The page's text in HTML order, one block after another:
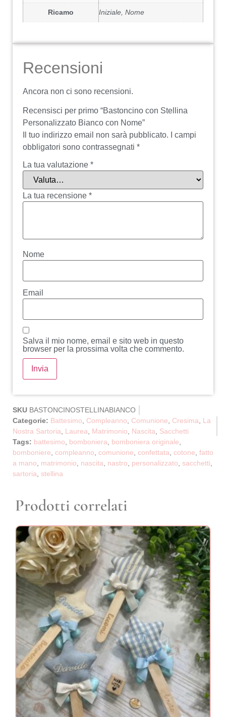
Ricamo Iniziale, Nome
Recensioni
Ancora non ci sono recensioni.
Recensisci per primo “Bastoncino con Stellina
Personalizzato Bianco con Nome”
Il tuo indirizzo email non sarà pubblicato.
I campi
obbligatori sono contrassegnati *
La tua valutazione *
La tua recensione *
Nome
Email
Salva il mio nome, email e sito web in questo
browser per la prossima volta che commento.
SKU BASTONCINOSTELLINABIANCO
Categorie: Battesimo, Compleanno, Comunione, Cresima, La
Nostra Sartoria, Laurea, Matrimonio, Nascita, Sacchetti
Tags: battesimo, bomboniera, bomboniera originale,
bomboniere, compleanno, comunione, confettata, cotone, fatto
a mano, matrimonio, nascita, nastro, personalizzato, sacchetti,
sartoria, stellina
Prodotti correlati